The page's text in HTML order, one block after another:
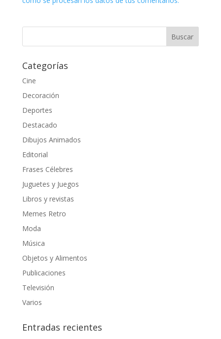
Categorías
Cine
Decoración
Deportes
Destacado
Dibujos Animados
Editorial
Frases Célebres
Juguetes y Juegos
Libros y revistas
Memes Retro
Moda
Música
Objetos y Alimentos
Publicaciones
Televisión
Varios
Entradas recientes